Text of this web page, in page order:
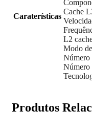
Caraterísticas
Cache
L2
Modo
Número
Número
Produtos